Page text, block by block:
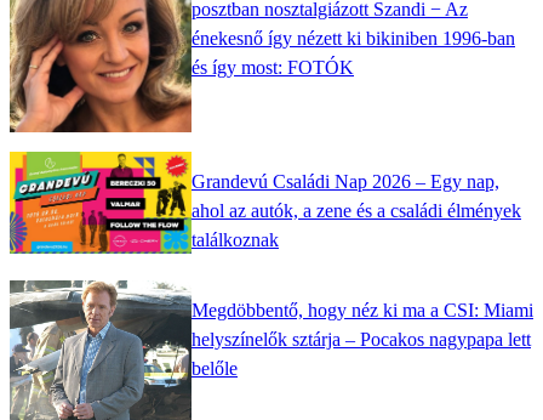
posztban nosztalgiázott Szandi − Az
énekesnő így nézett ki bikiniben 1996-ban
és így most: FOTÓK
Grandevú Családi Nap 2026 – Egy nap,
ahol az autók, a zene és a családi élmények
találkoznak
Megdöbbentő, hogy néz ki ma a CSI: Miami
helyszínelők sztárja – Pocakos nagypapa lett
belőle